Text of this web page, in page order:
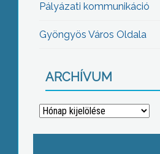
Pályázati kommunikáció
Gyöngyös Város Oldala
ARCHÍVUM
Archívum